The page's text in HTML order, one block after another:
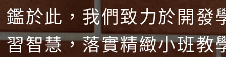
鑑於此，我們致力於開發
習智慧，落實精緻小班教